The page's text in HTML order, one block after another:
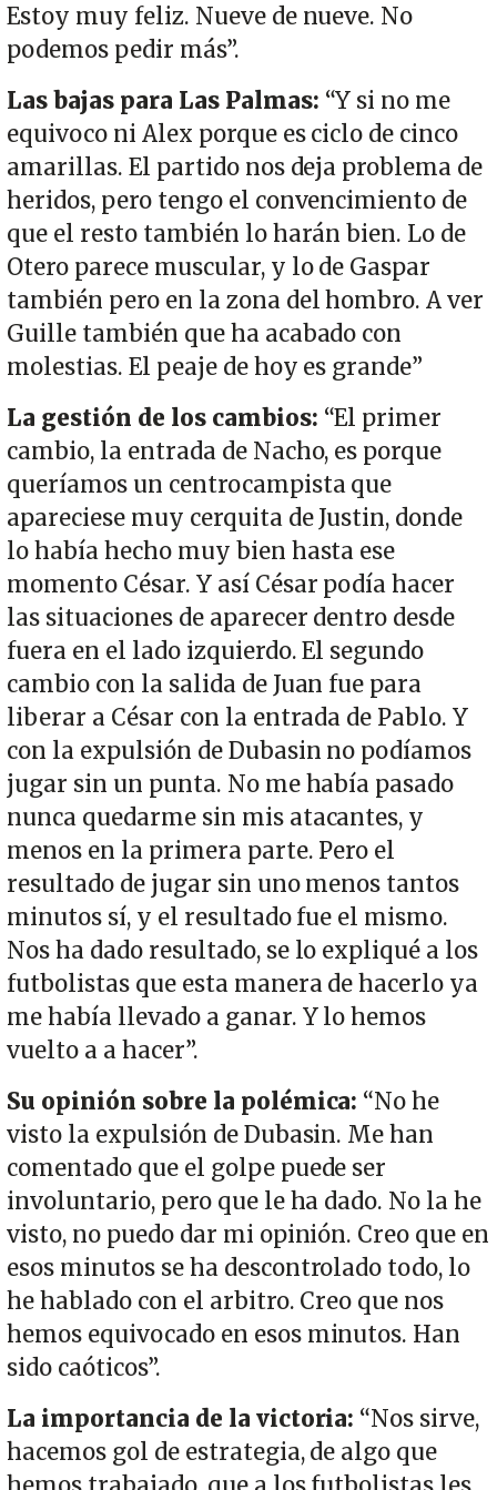
Estoy muy feliz. Nueve de nueve. No
podemos pedir más”.
Las bajas para Las Palmas: “Y si no me
equivoco ni Alex porque es ciclo de cinco
amarillas. El partido nos deja problema de
heridos, pero tengo el convencimiento de
que el resto también lo harán bien. Lo de
Otero parece muscular, y lo de Gaspar
también pero en la zona del hombro. A ver
Guille también que ha acabado con
molestias. El peaje de hoy es grande”
La gestión de los cambios: “El primer
cambio, la entrada de Nacho, es porque
queríamos un centrocampista que
apareciese muy cerquita de Justin, donde
lo había hecho muy bien hasta ese
momento César. Y así César podía hacer
las situaciones de aparecer dentro desde
fuera en el lado izquierdo. El segundo
cambio con la salida de Juan fue para
liberar a César con la entrada de Pablo. Y
con la expulsión de Dubasin no podíamos
jugar sin un punta. No me había pasado
nunca quedarme sin mis atacantes, y
menos en la primera parte. Pero el
resultado de jugar sin uno menos tantos
minutos sí, y el resultado fue el mismo.
Nos ha dado resultado, se lo expliqué a los
futbolistas que esta manera de hacerlo ya
me había llevado a ganar. Y lo hemos
vuelto a a hacer”.
Su opinión sobre la polémica: “No he
visto la expulsión de Dubasin. Me han
comentado que el golpe puede ser
involuntario, pero que le ha dado. No la he
visto, no puedo dar mi opinión. Creo que en
esos minutos se ha descontrolado todo, lo
he hablado con el arbitro. Creo que nos
hemos equivocado en esos minutos. Han
sido caóticos”.
La importancia de la victoria: “Nos sirve,
hacemos gol de estrategia, de algo que